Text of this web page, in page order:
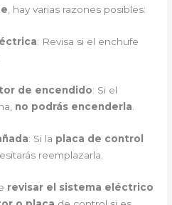
, hay varias razones posibles:
: Revisa si el enchufe
de encendido: Si el
no podrás encenderla
: Si la placa de control
reemplazarla.
revisar el sistema eléctrico